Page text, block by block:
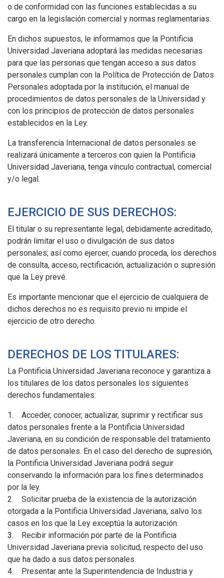
o de conformidad con las funciones establecidas a su
cargo en la legislación comercial y normas reglamentarias.
En dichos supuestos, le informamos que la Pontificia
Universidad Javeriana adoptará las medidas necesarias
para que las personas que tengan acceso a sus datos
personales cumplan con la Política de Protección de Datos
Personales adoptada por la institución, el manual de
procedimientos de datos personales de la Universidad y
con los principios de protección de datos personales
establecidos en la Ley.
La transferencia Internacional de datos personales se
realizará únicamente a terceros con quien la Pontificia
Universidad Javeriana, tenga vínculo contractual, comercial
y/o legal.
EJERCICIO DE SUS DERECHOS:
El titular o su representante legal, debidamente acreditado,
podrán limitar el uso o divulgación de sus datos
personales; así como ejercer, cuando proceda, los derechos
de consulta, acceso, rectificación, actualización o supresión
que la Ley prevé.
Es importante mencionar que el ejercicio de cualquiera de
dichos derechos no es requisito previo ni impide el
ejercicio de otro derecho.
DERECHOS DE LOS TITULARES:
La Pontificia Universidad Javeriana reconoce y garantiza a
los titulares de los datos personales los siguientes
derechos fundamentales:
1. Acceder, conocer, actualizar, suprimir y rectificar sus
datos personales frente a la Pontificia Universidad
Javeriana, en su condición de responsable del tratamiento
de datos personales. En el caso del derecho de supresión,
la Pontificia Universidad Javeriana podrá seguir
conservando la información para los fines determinados
por la ley.
2. Solicitar prueba de la existencia de la autorización
otorgada a la Pontificia Universidad Javeriana, salvo los
casos en los que la Ley exceptúa la autorización.
3. Recibir información por parte de la Pontificia
Universidad Javeriana previa solicitud, respecto del uso
que ha dado a sus datos personales.
4. Presentar ante la Superintendencia de Industria y